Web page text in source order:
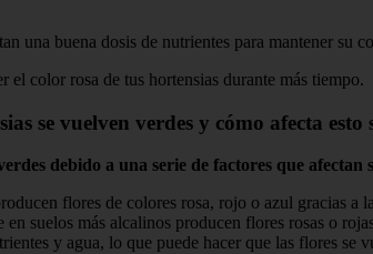
una buena dosis de nutrientes para mantener
el color rosa de tus hortensias durante más tiempo.
se vuelven verdes y cómo afecta esto
debido a una serie de factores que
flores de colores rosa, rojo o azul gracias
suelos más alcalinos producen flores rosas o
y agua, lo que puede hacer que las flores se